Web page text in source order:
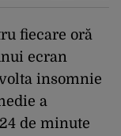
fiecare oră
ecran
insomnie
a
de minute